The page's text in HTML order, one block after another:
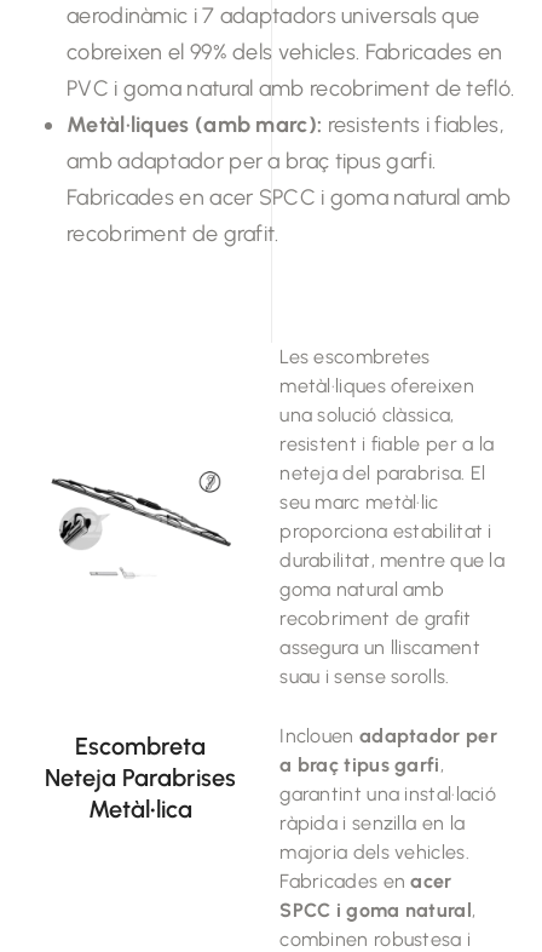
aerodinàmic i 7 adaptadors universals que
cobreixen el 99% dels vehicles. Fabricades en
PVC i goma natural amb recobriment de tefló.
Metàl·liques (amb marc): resistents i fiables,
amb adaptador per a braç tipus garfi.
Fabricades en acer SPCC i goma natural amb
recobriment de grafit.
Escombreta
Neteja Parabrises
Metàl•lica
Les escombretes
metàl·liques ofereixen
una solució clàssica,
resistent i fiable per a la
neteja del parabrisa. El
seu marc metàl·lic
proporciona estabilitat i
durabilitat, mentre que la
goma natural amb
recobriment de grafit
assegura un lliscament
suau i sense sorolls.
Inclouen adaptador per
a braç tipus garfi,
garantint una instal·lació
ràpida i senzilla en la
majoria dels vehicles.
Fabricades enacer
SPCC i goma natural,
combinen robustesa i